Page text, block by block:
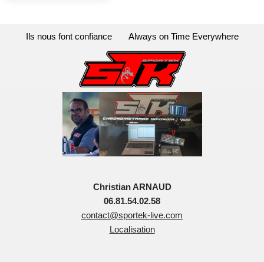
Ils nous font confiance Always on Time Everywhere
Christian ARNAUD
06.81.54.02.58
contact@sportek-live.com
Localisation